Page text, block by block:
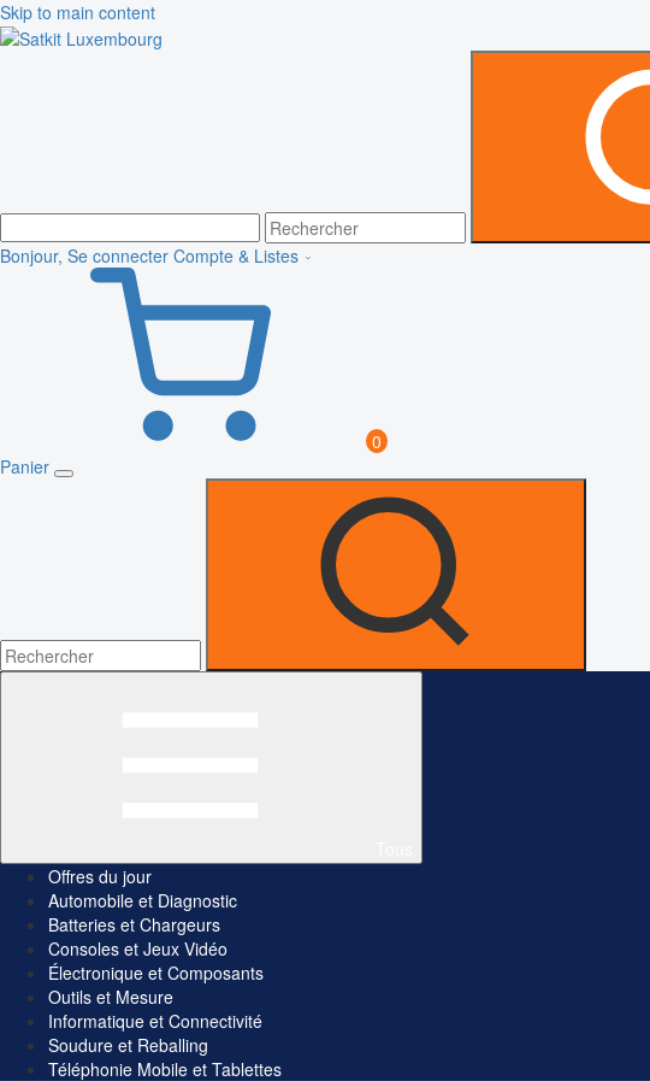
Skip to main content
Bonjour, Se connecter Compte & Listes
0
Panier
Offres du jour
Automobile et Diagnostic
Batteries et Chargeurs
Consoles et Jeux Vidéo
Électronique et Composants
Outils et Mesure
Informatique et Connectivité
Soudure et Reballing
Téléphonie Mobile et Tablettes